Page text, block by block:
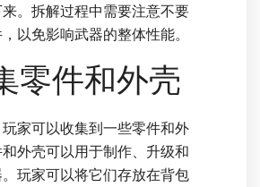
。拆解过程中需要注意不要
以免影响武器的整体性能。
零件和外壳
家可以收集到一些零件和外
外壳可以用于制作、升级和
玩家可以将它们存放在背包